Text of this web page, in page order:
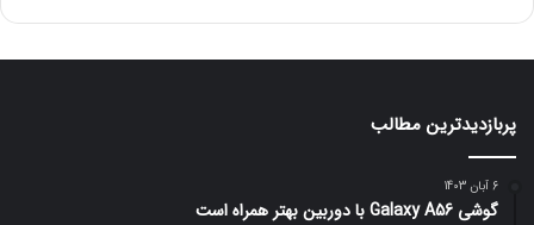
پربازدیدترین مطالب
6 آبان 1403
گوشی Galaxy A56 با دوربین بهتر همراه است